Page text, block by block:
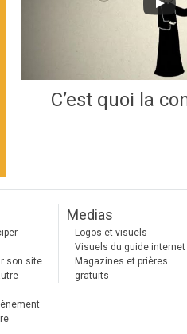
C’est quoi la
son site
Medias
Logos et visuels
Visuels du guide internet
Magazines et prières
gratuits